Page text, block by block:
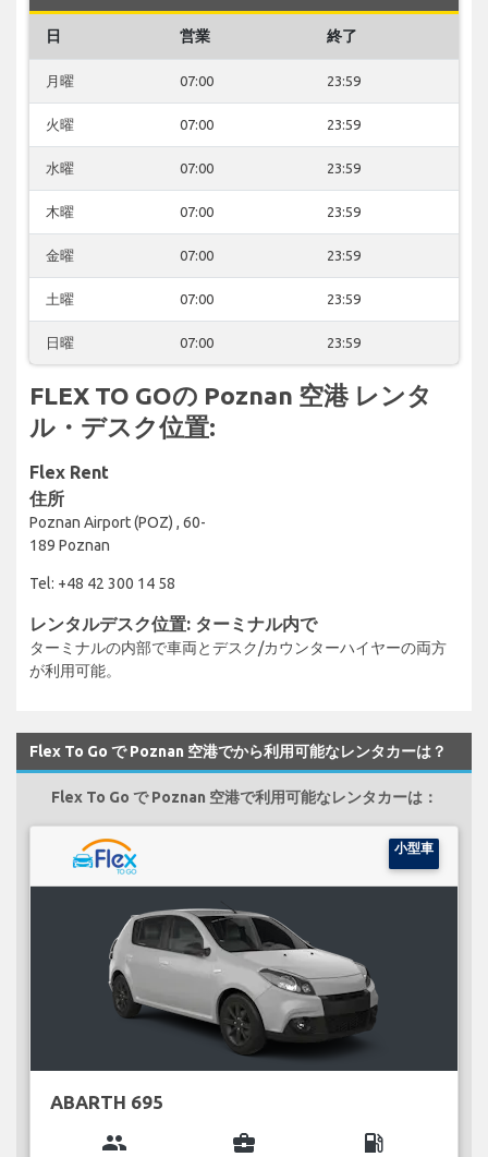
日 営業 終了
月曜 07:00 23:59
火曜 07:00 23:59
水曜 07:00 23:59
木曜 07:00 23:59
金曜 07:00 23:59
土曜 07:00 23:59
日曜 07:00 23:59
FLEX TO GOの Poznan 空港 レンタ
ル・デスク位置:
Flex Rent
住所
Poznan Airport (POZ) , 60-
189 Poznan
Tel: +48 42 300 14 58
レンタルデスク位置: ターミナル内で
ターミナルの内部で車両とデスク/カウンターハイヤーの両方
が利用可能。
Flex To Go で Poznan 空港でから利用可能なレンタカーは？
Flex To Go で Poznan 空港で利用可能なレンタカーは：
小型車
ABARTH 695
group business_center local_gas_station